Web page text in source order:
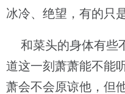
冰冷、绝望，有的只
和菜头的身体有些
道这一刻萧萧能不能
萧会不会原谅他，但